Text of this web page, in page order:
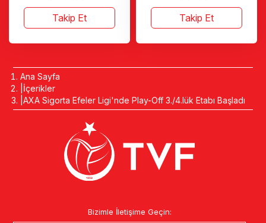
Takip Et Takip Et
Ana Sayfa
İçerikler
AXA Sigorta Efeler Ligi'nde Play-Off 3./4.lük Etabı Başladı
Bizimle İletişime Geçin: